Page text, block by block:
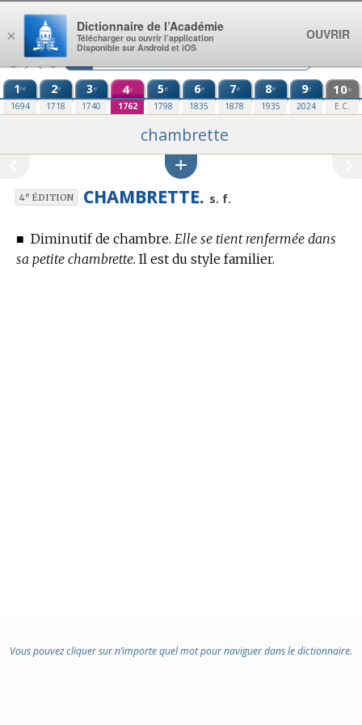
Aller au contenu
1re
1694
2e
1718
3e
1740
4e
1762
5e
1798
6e
1835
7e
1878
8e
1935
9e
2024
10e
E.C.
chambrette
4eÉDITION CHAMBRETTE. s. f.
■ Diminutif de chambre. Elle se tient renfermée dans
sa petite chambrette. Il est du style familier.
Vous pouvez cliquer sur n’importe quel mot pour naviguer dans le dictionnaire.
×
Dictionnaire de l’Académie
Télécharger ou ouvrir l’application
Disponible sur Android et iOS
OUVRIR